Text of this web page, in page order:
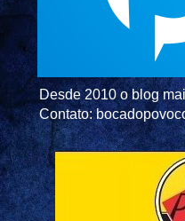
Desde 2010 o blog
Contato: